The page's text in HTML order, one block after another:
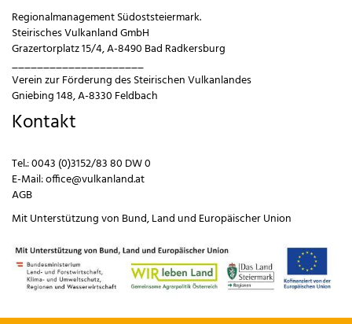
Regionalmanagement Südoststeiermark.
Steirisches Vulkanland GmbH
Grazertorplatz 15/4, A-8490 Bad Radkersburg
_____________________
Verein zur Förderung des Steirischen Vulkanlandes
Gniebing 148, A-8330 Feldbach
Kontakt
Tel.:0043 (0)3152/83 80 DW 0
E-Mail:office@vulkanland.at
AGB
Mit Unterstützung von Bund,Land und Europäischer Union